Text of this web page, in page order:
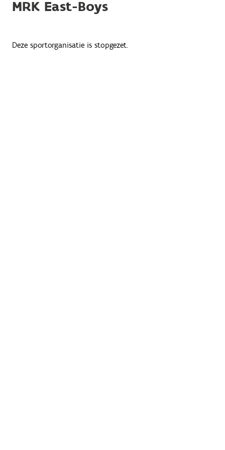
MRK East-Boys
Deze sportorganisatie is stopgezet.